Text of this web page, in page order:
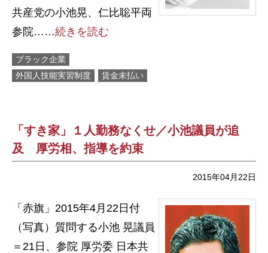
共産党の小池晃、仁比聡平両
参院……続きを読む
ブラック企業
外国人技能実習制度
賃金未払い
「すき家」１人勤務なくせ／小池議員が追
及 厚労相、指導を約束
2015年04月22日
「赤旗」2015年4月22日付
（写真）質問する小池 晃議員
＝21日、参院 厚労委 日本共